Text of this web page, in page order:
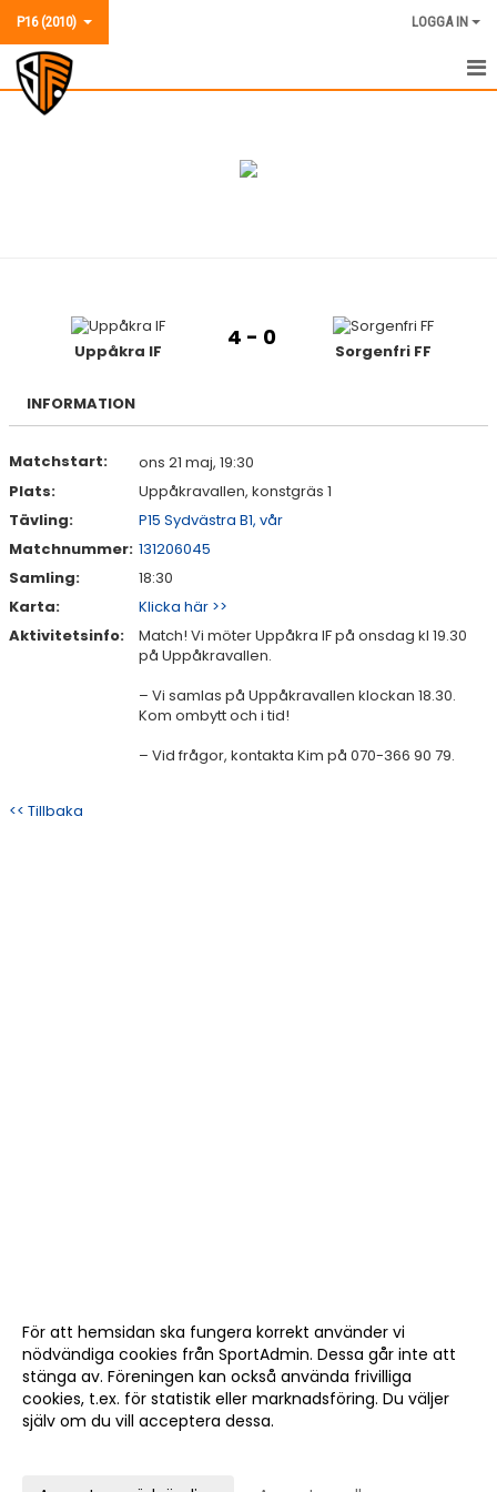
P16 (2010) LOGGA IN
P16 (2010)
BILDGALLERI
KONTAKT
Uppåkra IF
4 - 0
Sorgenfri FF
INFORMATION
Matchstart:
ons 21 maj, 19:30
Plats:
Uppåkravallen, konstgräs 1
Tävling:
P15 Sydvästra B1, vår
Matchnummer: 131206045
Samling:
18:30
Karta:
Klicka här >>
Aktivitetsinfo:
Match! Vi möter Uppåkra IF på onsdag kl 19.30
på Uppåkravallen.
– Vi samlas på Uppåkravallen klockan 18.30.
Kom ombytt och i tid!
– Vid frågor, kontakta Kim på 070-366 90 79.
<< Tillbaka
För att hemsidan ska fungera korrekt använder vi
nödvändiga cookies från SportAdmin. Dessa går inte att
stänga av. Föreningen kan också använda frivilliga
cookies, t.ex. för statistik eller marknadsföring. Du väljer
själv om du vill acceptera dessa.